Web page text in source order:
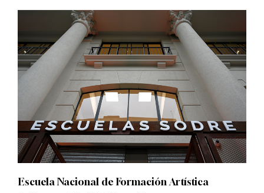
Escuela Nacional de Formación Artística